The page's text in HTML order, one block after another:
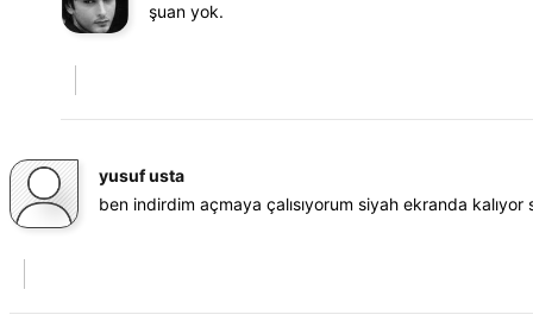
şuan yok.
yusuf usta
ben indirdim açmaya çalısıyorum siyah ekranda kalıyor